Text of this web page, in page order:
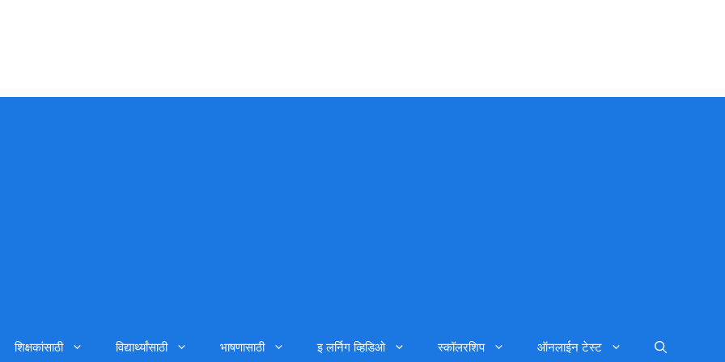
शिक्षकांसाठी विद्यार्थ्यांसाठी भाषणासाठी इ लर्निग व्हिडिओ स्कॉलरशिप ऑनलाईन टेस्ट